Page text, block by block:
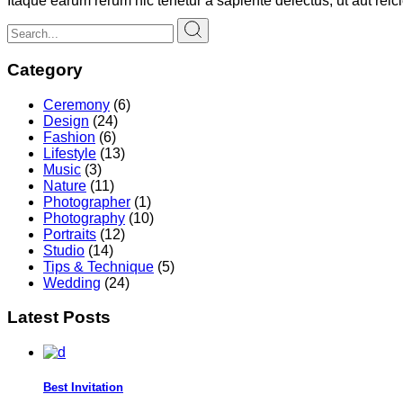
Category
Ceremony (6)
Design (24)
Fashion (6)
Lifestyle (13)
Music (3)
Nature (11)
Photographer (1)
Photography (10)
Portraits (12)
Studio (14)
Tips & Technique (5)
Wedding (24)
Latest Posts
Best Invitation